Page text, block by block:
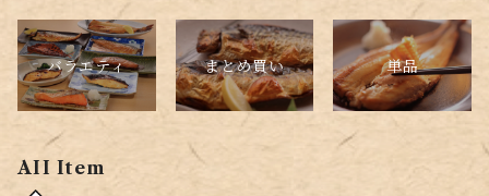
バラエティ まとめ買い 単品
AII Item